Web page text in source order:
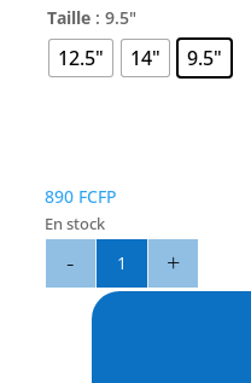
Taille : 9.5"
12.5" 14" 9.5"
890 FCFP
En stock
121